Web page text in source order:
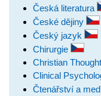
Česká literatura
České dějiny
Český jazyk
Chirurgie
Christian Thought
Clinical
Čtenářství a